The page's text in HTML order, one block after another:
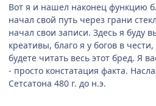
Вот я и нашел наконец функцию
начал свой путь через грани
начал свои записи. Здесь я буду
креативы, благо я у богов в
будете читать весь этот бред. Я
- просто констатация факта.
Сетсатона 480 г. до н.э.